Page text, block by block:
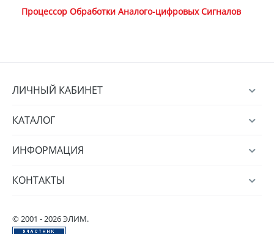
Процессор Обработки Аналого-цифровых Сигналов
ЛИЧНЫЙ КАБИНЕТ
КАТАЛОГ
ИНФОРМАЦИЯ
КОНТАКТЫ
© 2001 - 2026 ЭЛИМ.